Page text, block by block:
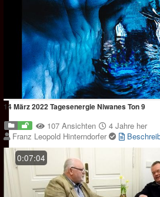
14 März 2022 Tagesenergie Niwanes Ton 9
107 Ansichten
4 Jahre her
Franz Leopold Hinterndorfer
0:07:04